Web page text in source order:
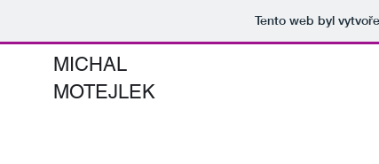
Tento web byl
MICHAL
MOTEJLEK